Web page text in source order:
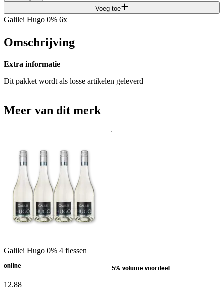
Voeg toe
Galilei Hugo 0% 6x
Omschrijving
Extra informatie
Dit pakket wordt als losse artikelen geleverd
Meer van dit merk
Galilei Hugo 0% 4 flessen
online 5% volume voordeel
12.88